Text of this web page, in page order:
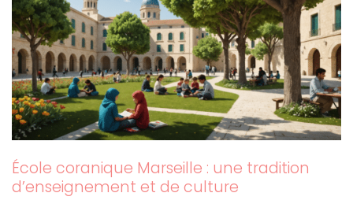
École coranique Marseille : une tradition
d’enseignement et de culture